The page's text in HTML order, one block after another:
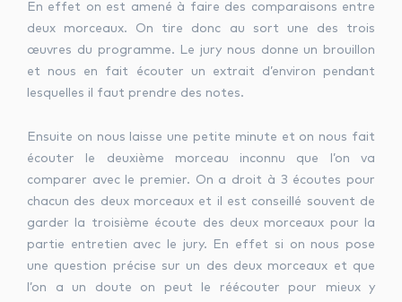
En effet on est amené à faire des comparaisons entre
deux morceaux. On tire donc au sort une des trois
œuvres du programme. Le jury nous donne un brouillon
et nous en fait écouter un extrait d’environ pendant
lesquelles il faut prendre des notes.
Ensuite on nous laisse une petite minute et on nous fait
écouter le deuxième morceau inconnu que l’on va
comparer avec le premier. On a droit à 3 écoutes pour
chacun des deux morceaux et il est conseillé souvent de
garder la troisième écoute des deux morceaux pour la
partie entretien avec le jury. En effet si on nous pose
une question précise sur un des deux morceaux et que
l’on a un doute on peut le réécouter pour mieux y